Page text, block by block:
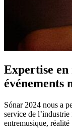
Expertise
événements
Sónar 2024 nous a
service de
entremusique,